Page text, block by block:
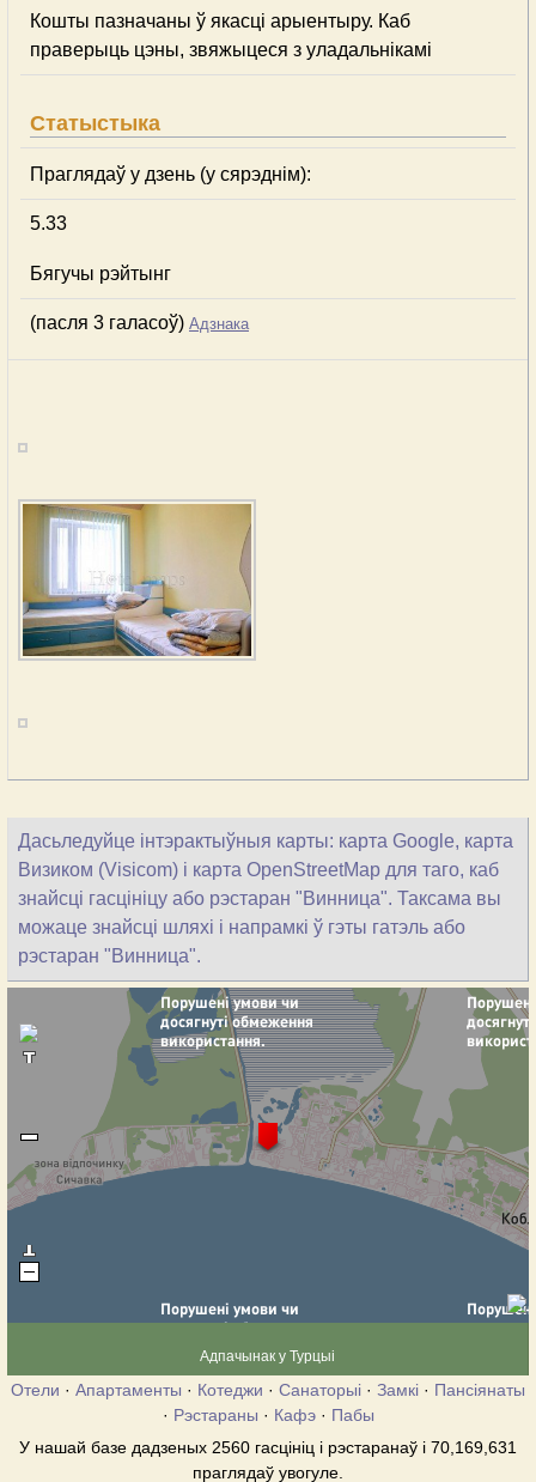
Кошты пазначаны ў якасці арыентыру. Каб
праверыць цэны, звяжыцеся з уладальнікамі
Статыстыка
Праглядаў у дзень (у сярэднім):
5.33
Бягучы рэйтынг
(пасля 3 галасоў) Адзнака
Дасьледуйце інтэрактыўныя карты: карта Google, карта
Визиком (Visicom) і карта OpenStreetMap для таго, каб
знайсці гасцініцу або рэстаран "Винница". Таксама вы
можаце знайсці шляхі і напрамкі ў гэты гатэль або
рэстаран "Винница".
Адпачынак у Турцыі
Отели · Апартаменты · Котеджи · Санаторыі · Замкі · Пансіянаты
· Рэстараны · Кафэ· Пабы
У нашай базе дадзеных 2560 гасцініц і рэстаранаў і 70,169,631
праглядаў увогуле.